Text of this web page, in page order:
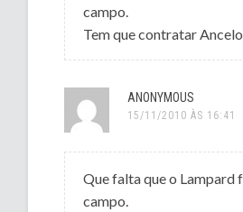
campo.
Tem que contratar
ANONYMOUS
15/11/2010 ÀS 16:41
Que falta que o Lampard
campo.